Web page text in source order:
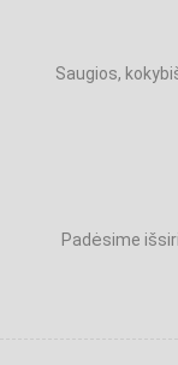
Saugios,
Padėsime